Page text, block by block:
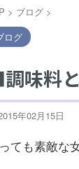
> ブログ >
ログ
味料
年02月15日
ても素敵な